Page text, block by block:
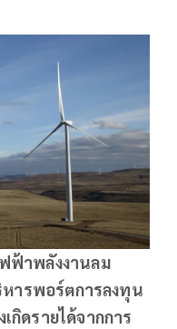
ฟ้าพลังงานลม
หารพอร์ตการลงทุน
กิดรายได้จากการ